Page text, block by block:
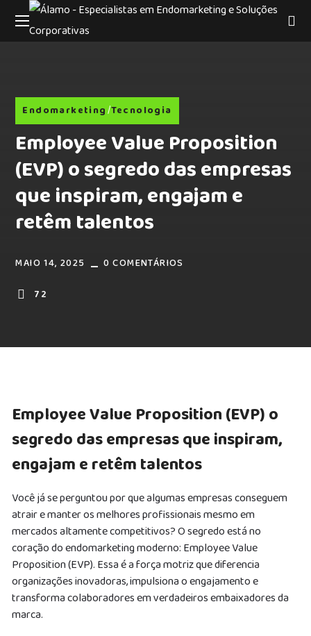
Endomarketing Tecnologia
Employee Value Proposition
(EVP) o segredo das empresas
que inspiram, engajam e
retêm talentos
MAIO 14, 2025
0 COMENTÁRIOS
72
Employee Value Proposition (EVP) o
segredo das empresas que inspiram,
engajam e retêm talentos
Você já se perguntou por que algumas empresas conseguem
atrair e manter os melhores profissionais mesmo em
mercados altamente competitivos? O segredo está no
coração do endomarketing moderno: Employee Value
Proposition (EVP). Essa é a força motriz que diferencia
organizações inovadoras, impulsiona o engajamento e
transforma colaboradores em verdadeiros embaixadores da
marca.